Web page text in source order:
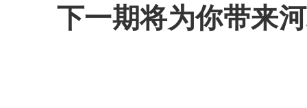
下一期将为你带来